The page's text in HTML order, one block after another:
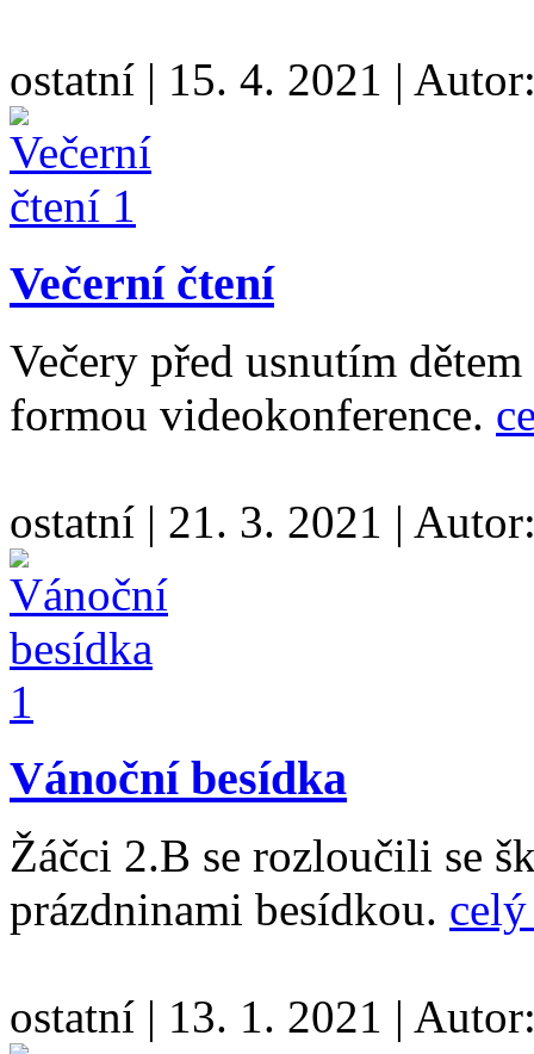
ostatní | 15. 4. 2021 |
Večerní čtení
Večery před usnutím
formou videokonference.
ostatní | 21. 3. 2021 |
Vánoční besídka
Žáčci 2.B se rozloučili se
prázdninami besídkou.
ostatní | 13. 1. 2021 |